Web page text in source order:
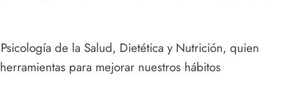
de la Salud, Dietética y Nutrición, quien
para mejorar nuestros hábitos